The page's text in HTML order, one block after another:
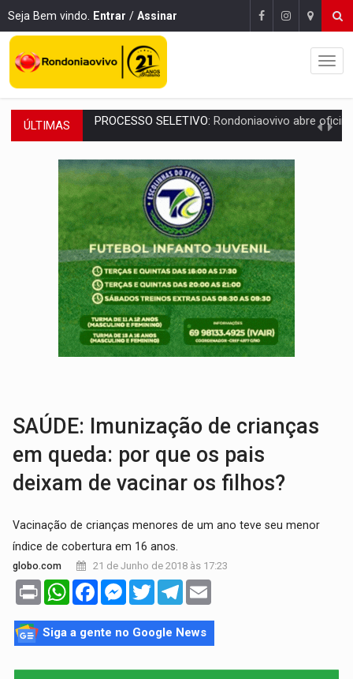
Seja Bem vindo. Entrar / Assinar
ÚLTIMAS AGOSTO LILÁS:MPRO lança de portal e promove reflexão sobre trajetória da
REGULARIZAÇÃO:Refis 2026 segue até o fim do ano para
ROLIM DE MOURA:Programa da Energisa beneficia 60 famílias com geladeiras
VIOLÊNCIA VICÁRIA:MPRO obtém condenação de réu a 21 anos de prisão
INDISPONÍVEL:Transparência do Cinderondônia apresenta
AMPLIAÇÃO:IGs de Rondônia entram em programa internacional para
VÍDEO:Acidente envolve cinco veículos em obra de
EDUCAÇÃO:Corumbiara lidera Ideb 2025 entre redes
SAÚDE: Imunização de crianças
em queda: por que os pais
deixam de vacinar os filhos?
Vacinação de crianças menores de um ano teve seu menor
índice de cobertura em 16 anos.
globo.com 21 de Junho de 2018 às 17:23
Print WhatsAppFacebookMessenger
TwitterTelegram
Siga a gente no Google News